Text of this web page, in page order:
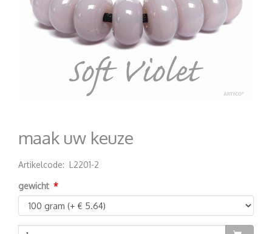
maak uw keuze
Artikelcode: L2201-2
gewicht